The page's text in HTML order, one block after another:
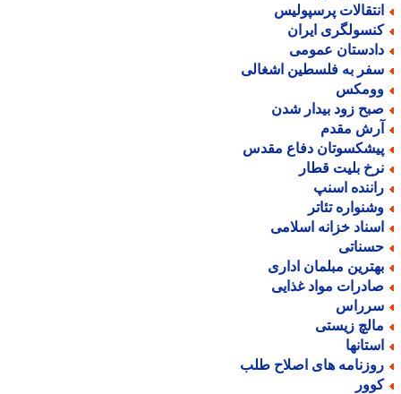
پرسپولیس
ایران
عمومی
به فلسطین اشغالی
زود بیدار شدن
مقدم
دفاع مقدس
بلیت قطار
اسنپ
تئاتر
خزانه اسلامی
مبلمان اداری
مواد غذایی
زیستی
های اصلاح طلب